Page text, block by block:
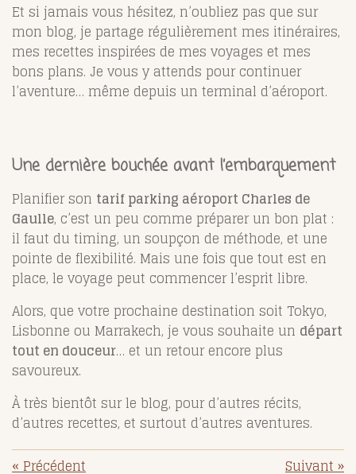
Et si jamais vous hésitez, n’oubliez pas que sur
mon blog, je partage régulièrement mes itinéraires,
mes recettes inspirées de mes voyages et mes
bons plans. Je vous y attends pour continuer
l’aventure… même depuis un terminal d’aéroport.
Une dernière bouchée avant l’embarquement
Planifier son tarif parking aéroport Charles de
Gaulle, c’est un peu comme préparer un bon plat :
il faut du timing, un soupçon de méthode, et une
pointe de flexibilité. Mais une fois que tout est en
place, le voyage peut commencer l’esprit libre.
Alors, que votre prochaine destination soit Tokyo,
Lisbonne ou Marrakech, je vous souhaite un départ
tout en douceur… et un retour encore plus
savoureux.
À très bientôt sur le blog, pour d’autres récits,
d’autres recettes, et surtout d’autres aventures.
«Précédent Suivant»